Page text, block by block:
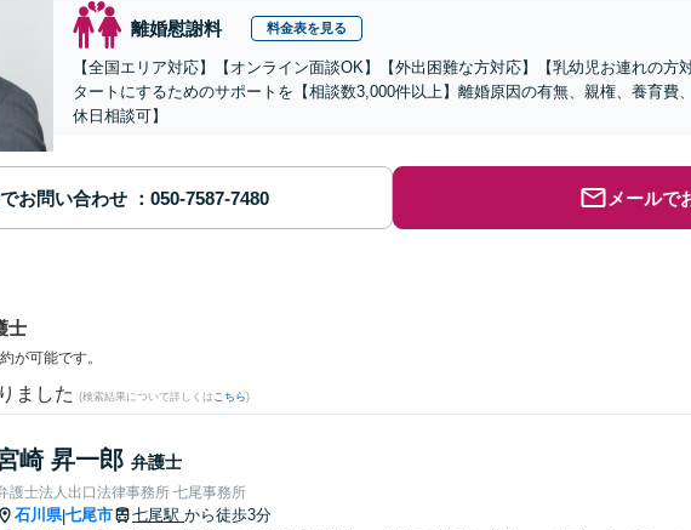
離婚慰謝料 料金表を見る
【全国エリア対応】【オンライン面談OK】【外出困難な方対応】【乳幼児お連れの方
タートにするためのサポートを【相談数3,000件以上】離婚原因の有無、親権、養育費
休日相談可】
お問い合わせ メールで
士
が可能です。
ました (検索結果について詳しくは こちら)
崎 昇一郎 弁護士
護士法人出口法律事務所 七尾事務所
石川県|七尾市 七尾駅 から徒歩3分